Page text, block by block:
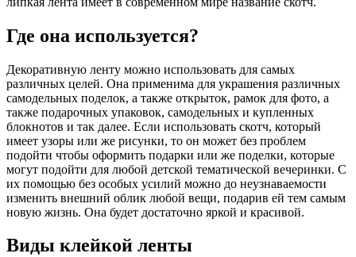
Где она используется?
Декоративную ленту можно использовать для самых
различных целей. Она применима для украшения различных
самодельных поделок, а также открыток, рамок для фото, а
также подарочных упаковок, самодельных и купленных
блокнотов и так далее. Если использовать скотч, который
имеет узоры или же рисунки, то он может без проблем
подойти чтобы оформить подарки или же поделки, которые
могут подойти для любой детской тематической вечеринки. С
их помощью без особых усилий можно до неузнаваемости
изменить внешний облик любой вещи, подарив ей тем самым
новую жизнь. Она будет достаточно яркой и красивой.
Виды клейкой ленты